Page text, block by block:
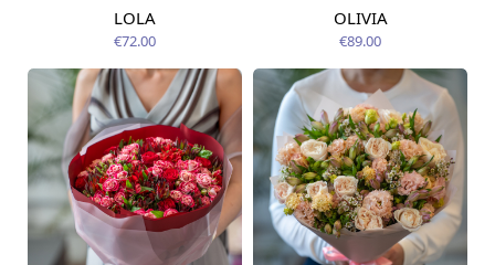
Pieejams šodien
LOLA
€72.00
Pieejams šodien
OLIVIA
€89.00